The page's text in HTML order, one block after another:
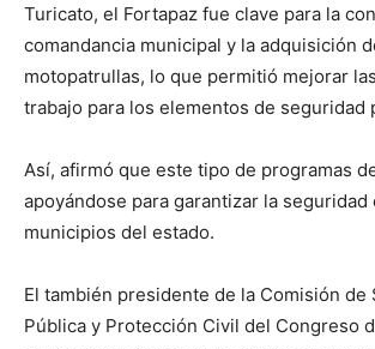
Turicato, el Fortapaz fue clave para la
comandancia municipal y la adquisición
motopatrullas, lo que permitió mejorar
trabajo para los elementos de seguridad
Así, afirmó que este tipo de programas
apoyándose para garantizar la seguridad
municipios del estado.
El también presidente de la Comisión de
Pública y Protección Civil del Congreso